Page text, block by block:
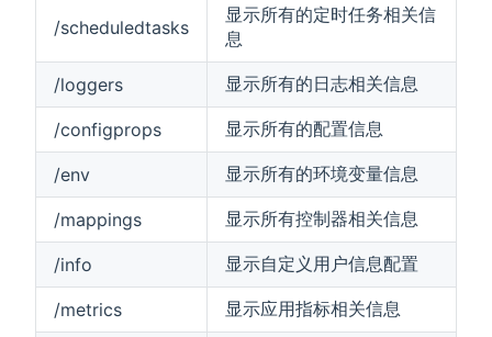
/scheduledtasks
显示所有的定时任务相关信
息
/loggers 显示所有的日志相关信息
/configprops 显示所有的配置信息
/env 显示所有的环境变量信息
/mappings 显示所有控制器相关信息
/info 显示自定义用户信息配置
/metrics 显示应用指标相关信息